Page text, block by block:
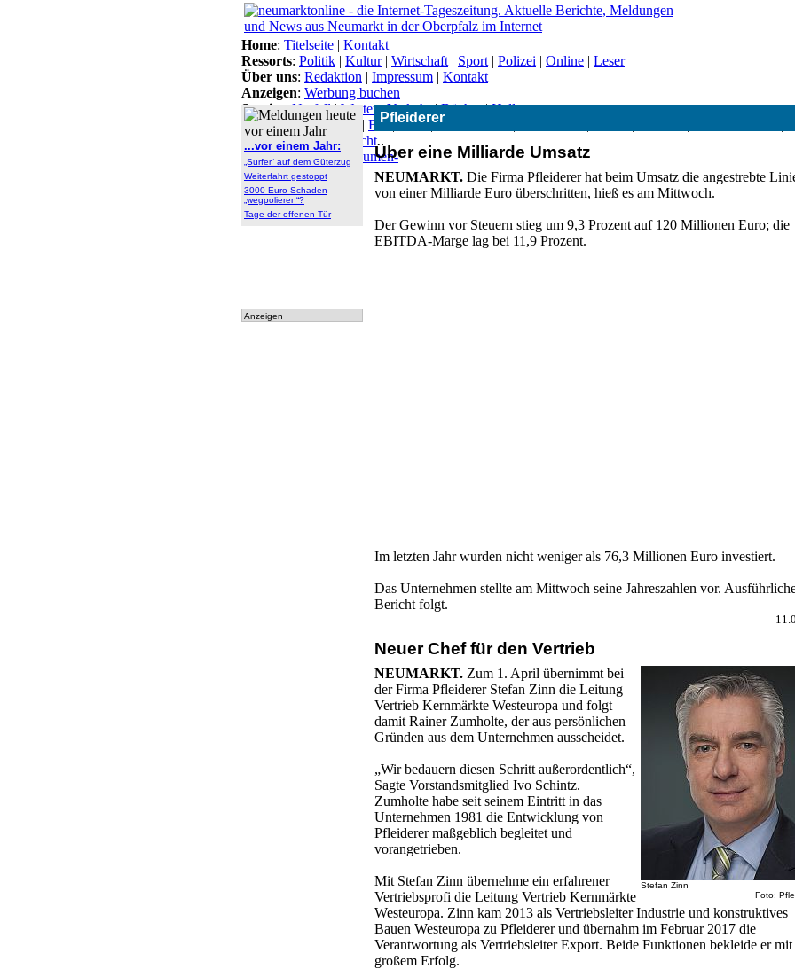
Pfleiderer
Über eine Milliarde Umsatz
NEUMARKT. Die Firma Pfleiderer hat beim Umsatz die angestrebte
von einer Milliarde Euro überschritten, hieß es am Mittwoch.
Der Gewinn vor Steuern stieg um 9,3 Prozent auf 120 Millionen Euro; die
EBITDA-Marge lag bei 11,9 Prozent.
Im letzten Jahr wurden nicht weniger als 76,3 Millionen Euro investiert.
Das Unternehmen stellte am Mittwoch seine Jahreszahlen vor.
Bericht folgt.
Neuer Chef für den Vertrieb
Stefan Zinn
Foto:
NEUMARKT. Zum 1. April übernimmt bei
der Firma Pfleiderer Stefan Zinn die Leitung
Vertrieb Kernmärkte Westeuropa und folgt
damit Rainer Zumholte, der aus persönlichen
Gründen aus dem Unternehmen ausscheidet.
„Wir bedauern diesen Schritt außerordentlich“,
Sagte Vorstandsmitglied Ivo Schintz.
Zumholte habe seit seinem Eintritt in das
Unternehmen 1981 die Entwicklung von
Pfleiderer maßgeblich begleitet und
vorangetrieben.
Mit Stefan Zinn übernehme ein erfahrener
Vertriebsprofi die Leitung Vertrieb Kernmärkte
Westeuropa. Zinn kam 2013 als Vertriebsleiter Industrie und konstruktives
Bauen Westeuropa zu Pfleiderer und übernahm im Februar 2017 die
Verantwortung als Vertriebsleiter Export. Beide Funktionen bekleide er mit
großem Erfolg.
...vor einem Jahr:
„Surfer“ auf dem Güterzug
Weiterfahrt gestoppt
3000-Euro-Schaden
„wegpolieren“?
Tage der offenen Tür
Anzeigen
Home: Titelseite | Kontakt
Ressorts: Politik | Kultur| Wirtschaft | Sport | Polizei | Online | Leser
Über uns: Redaktion | Impressum | Kontakt
Anzeigen: Werbung buchen
Service: Notfall | Wetter|Verkehr|Bücher|Hallo
Themen:Arbeitsamt | BN|CSU|Freie Wähler
Lokal-Links:Übersicht
Archiv:Archiv|Dokumen-
tationen